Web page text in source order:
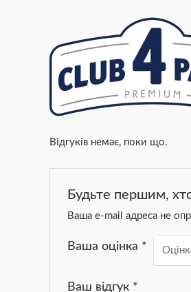
Відгуків немає, поки що.
Будьте першим,
Ваша e-mail адреса не
Ваша оцінка *
Ваш відгук *